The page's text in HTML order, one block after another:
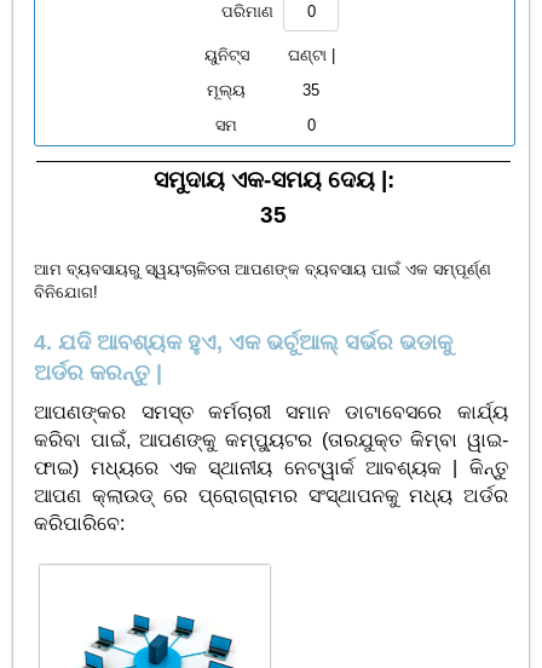
ପରିମାଣ
ୟୁନିଟ୍ସ
ଘଣ୍ଟା |
ମୂଲ୍ୟ
35
ସମ
0
ସମୁଦାୟ ଏକ-ସମୟ ଦେୟ |:
35
ଆମ ବ୍ୟବସାୟରୁ ସ୍ୱୟଂଚାଳିତତା ଆପଣଙ୍କ ବ୍ୟବସାୟ ପାଇଁ ଏକ ସମ୍ପୂର୍ଣ୍ଣ
ବିନିଯୋଗ!
4. ଯଦି ଆବଶ୍ୟକ ହୁଏ, ଏକ ଭର୍ଚୁଆଲ୍ ସର୍ଭର ଭଡାକୁ
ଅର୍ଡର କରନ୍ତୁ |
ଆପଣଙ୍କର ସମସ୍ତ କର୍ମଚାରୀ ସମାନ ଡାଟାବେସରେ କାର୍ଯ୍ୟ
କରିବା ପାଇଁ, ଆପଣଙ୍କୁ କମ୍ପ୍ୟୁଟର (ତାରଯୁକ୍ତ କିମ୍ବା ୱାଇ-
ଫାଇ) ମଧ୍ୟରେ ଏକ ସ୍ଥାନୀୟ ନେଟୱାର୍କ ଆବଶ୍ୟକ | କିନ୍ତୁ
ଆପଣ କ୍ଲାଉଡ୍ ରେ ପ୍ରୋଗ୍ରାମର ସଂସ୍ଥାପନକୁ ମଧ୍ୟ ଅର୍ଡର
କରିପାରିବେ: